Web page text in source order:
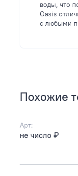
воды, что
Oasis
с любыми
Похожие
Арт:
не число ₽